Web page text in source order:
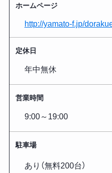
ホームページ
http://yamato-f.jp/
定休日
年中無休
営業時間
9:00～19:00
駐車場
あり（無料200台）